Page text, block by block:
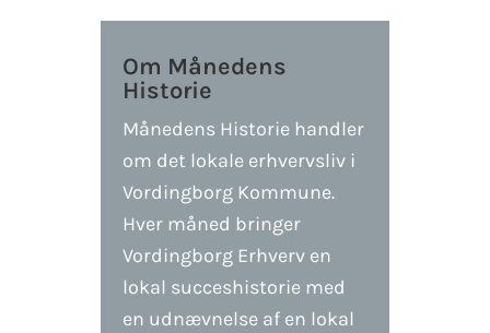
Om Månedens
Historie
Månedens Historie handler
om det lokale erhvervsliv i
Vordingborg Kommune.
Hver måned bringer
Vordingborg Erhverv en
lokal succeshistorie med
en udnævnelse af en lokal